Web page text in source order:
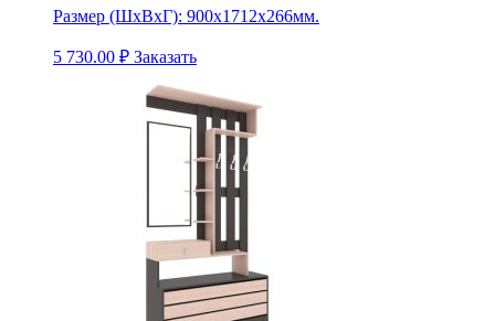
Размер (ШхВхГ): 900х1712х266мм.
5 730.00 ₽ Заказать